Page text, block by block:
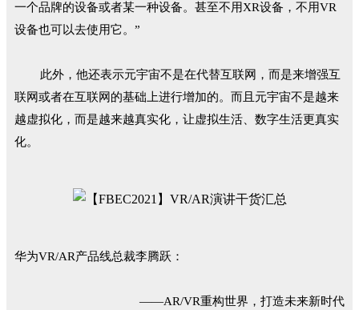
一个品牌的设备或者某一种设备。甚至不用XR设备，不用VR
设备也可以去使用它。”
此外，他还表示元宇宙不是在代替互联网，而是来增强互
联网或者在互联网的基础上进行增加的。而且元宇宙不是越来
越虚拟化，而是越来越真实化，让虚拟生活、数字生活更真实
化。
华为VR/AR产品线总裁李腾跃：
——AR/VR重构世界，打造未来新时代